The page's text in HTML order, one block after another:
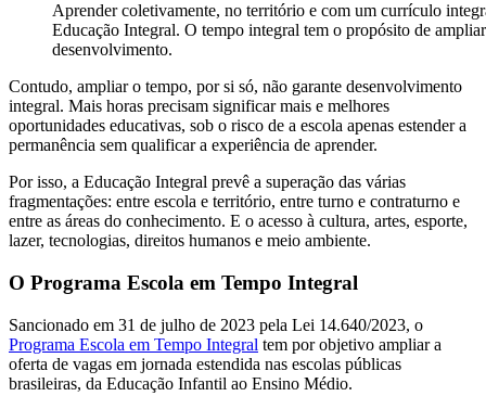
Aprender coletivamente, no território e com um currículo
Educação Integral. O tempo integral tem o propósito de
desenvolvimento.
Contudo, ampliar o tempo, por si só, não garante desenvolvimento
integral. Mais horas precisam significar mais e melhores
oportunidades educativas, sob o risco de a escola apenas estender a
permanência sem qualificar a experiência de aprender.
Por isso, a Educação Integral prevê a superação das várias
fragmentações: entre escola e território, entre turno e contraturno e
entre as áreas do conhecimento. E o acesso à cultura, artes, esporte,
lazer, tecnologias, direitos humanos e meio ambiente.
O Programa Escola em Tempo Integral
Sancionado em 31 de julho de 2023 pela Lei 14.640/2023, o
Programa Escola em Tempo Integral tem por objetivo ampliar a
oferta de vagas em jornada estendida nas escolas públicas
brasileiras, da Educação Infantil ao Ensino Médio.